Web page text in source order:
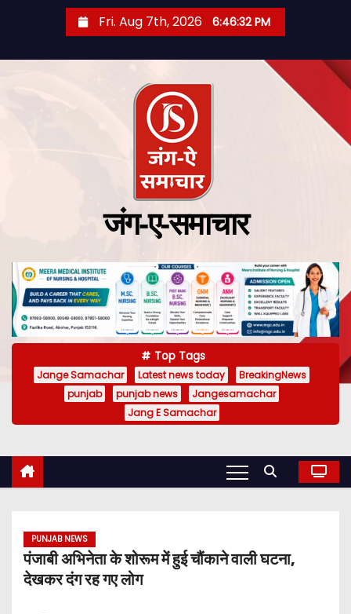
Fri. Aug 7th, 2026 6:46:33 PM
जंग-ए-समाचार
Top Tags
Jange Samachar Latest news today
BreakingNews
punjab
punjab news
Jangesamachar
Jang E Samachar
PUNJAB NEWS
पंजाबी अभिनेता के शोरूम में हुई चौंकाने वाली घटना,
देखकर दंग रह गए लोग